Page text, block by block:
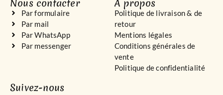
Nous contacter
Par formulaire
Par mail
Par WhatsApp
Par messenger
À propos
Politique de livraison & de
retour
Mentions légales
Conditions générales de
vente
Politique de confidentialité
Suivez-nous